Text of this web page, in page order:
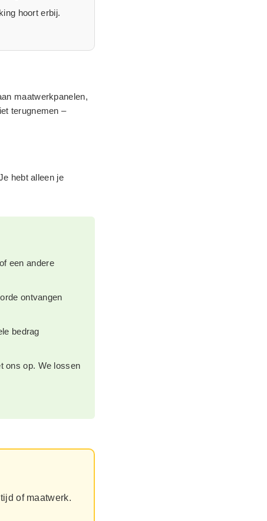
hoort erbij.
maatwerkpanelen,
terugnemen –
hebt alleen je
een andere
ontvangen
bedrag
ons op. We lossen
of maatwerk.